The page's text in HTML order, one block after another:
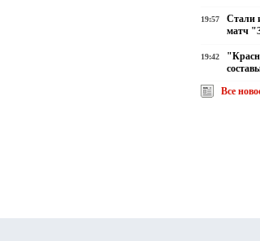
19:57
Стали
матч
19:42
Все